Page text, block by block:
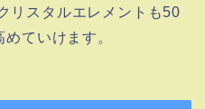
リスタルエレメントも50
ていけます。